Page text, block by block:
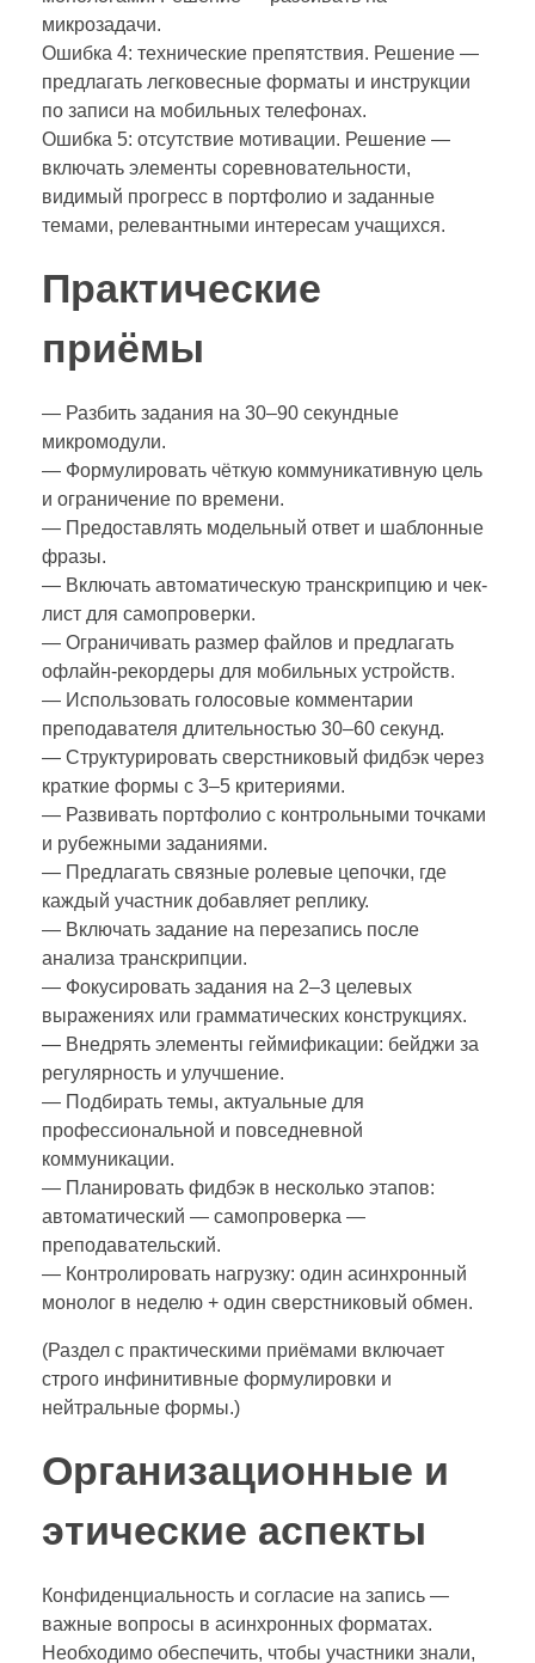
микрозадачи.
Ошибка 4: технические препятствия. Решение —
предлагать легковесные форматы и инструкции
по записи на мобильных телефонах.
Ошибка 5: отсутствие мотивации. Решение —
включать элементы соревновательности,
видимый прогресс в портфолио и заданные
темами, релевантными интересам учащихся.
Практические
приёмы
— Разбить задания на 30–90 секундные
микромодули.
— Формулировать чёткую коммуникативную цель
и ограничение по времени.
— Предоставлять модельный ответ и шаблонные
фразы.
— Включать автоматическую транскрипцию и чек-
лист для самопроверки.
— Ограничивать размер файлов и предлагать
офлайн-рекордеры для мобильных устройств.
— Использовать голосовые комментарии
преподавателя длительностью 30–60 секунд.
— Структурировать сверстниковый фидбэк через
краткие формы с 3–5 критериями.
— Развивать портфолио с контрольными точками
и рубежными заданиями.
— Предлагать связные ролевые цепочки, где
каждый участник добавляет реплику.
— Включать задание на перезапись после
анализа транскрипции.
— Фокусировать задания на 2–3 целевых
выражениях или грамматических конструкциях.
— Внедрять элементы геймификации: бейджи за
регулярность и улучшение.
— Подбирать темы, актуальные для
профессиональной и повседневной
коммуникации.
— Планировать фидбэк в несколько этапов:
автоматический — самопроверка —
преподавательский.
— Контролировать нагрузку: один асинхронный
монолог в неделю + один сверстниковый обмен.
(Раздел с практическими приёмами включает
строго инфинитивные формулировки и
нейтральные формы.)
Организационные и
этические аспекты
Конфиденциальность и согласие на запись —
важные вопросы в асинхронных форматах.
Необходимо обеспечить, чтобы участники знали,